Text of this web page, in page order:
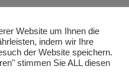
von LeNapur
empfindliche Haut
nach der Geburt extrem
Website um Ihnen die
indem wir Ihre
der Website speichern.
stimmen Sie ALL diesen